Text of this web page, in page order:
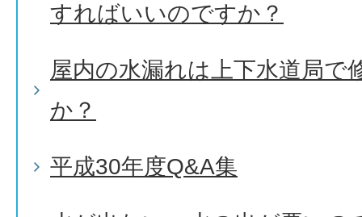
すればいいのですか？
屋内の水漏れは上下水道局で
か？
平成30年度Q&A集